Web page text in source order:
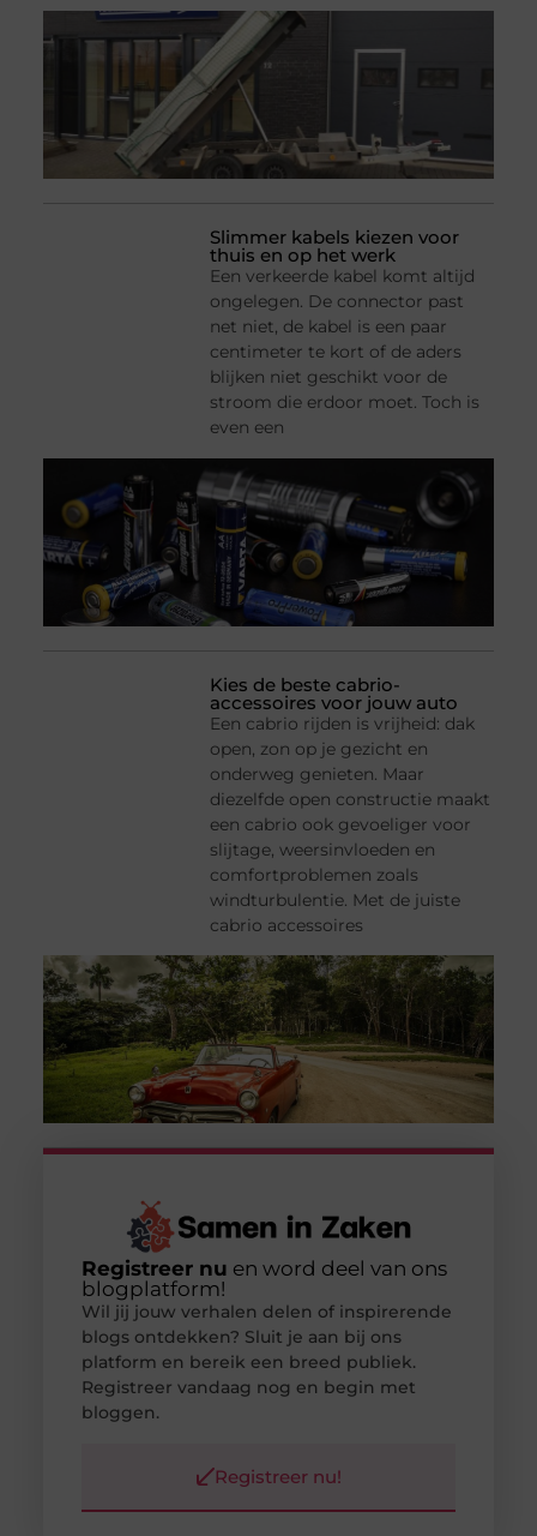
Slimmer kabels kiezen voor
thuis en op het werk
Een verkeerde kabel komt altijd
ongelegen. De connector past
net niet, de kabel is een paar
centimeter te kort of de aders
blijken niet geschikt voor de
stroom die erdoor moet. Toch is
even een
Kies de beste cabrio-
accessoires voor jouw auto
Een cabrio rijden is vrijheid: dak
open, zon op je gezicht en
onderweg genieten. Maar
diezelfde open constructie maakt
een cabrio ook gevoeliger voor
slijtage, weersinvloeden en
comfortproblemen zoals
windturbulentie. Met de juiste
cabrio accessoires
Registreer nu en word deel van ons
blogplatform!
Wil jij jouw verhalen delen of inspirerende
blogs ontdekken? Sluit je aan bij ons
platform en bereik een breed publiek.
Registreer vandaag nog en begin met
bloggen.
Registreer nu!